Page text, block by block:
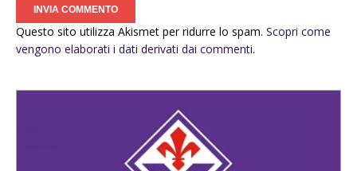
Questo sito utilizza Akismet per ridurre lo spam. Scopri come
vengono elaborati i dati derivati dai commenti.